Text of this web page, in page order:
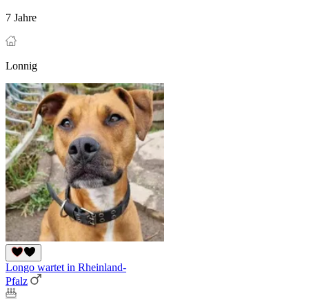
7 Jahre
Lonnig
Longo wartet in Rheinland-
Pfalz